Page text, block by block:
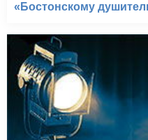
«Бостонскому